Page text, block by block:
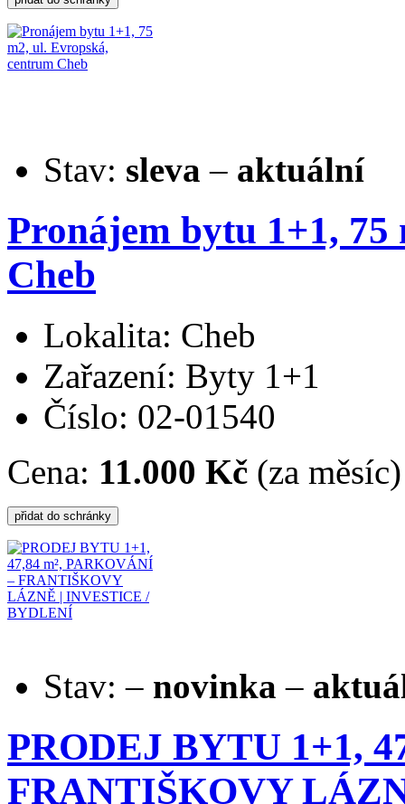
Stav: sleva – aktuální
Pronájem bytu 1+1,
Cheb
Lokalita: Cheb
Zařazení: Byty 1+1
Číslo: 02-01540
Cena: 11.000 Kč (za měsíc)
Stav: – novinka –
PRODEJ BYTU 1+1,
FRANTIŠKOVY